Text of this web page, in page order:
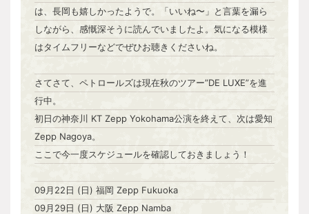
は、長岡も嬉しかったようで。「いいね〜」と言葉を漏ら
しながら、感慨深そうに読んでいましたよ。気になる模様
はタイムフリーなどでぜひお聴きくださいね。
さてさて、ペトロールズは現在秋のツアー”DE LUXE”を進
行中。
初日の神奈川 KT Zepp Yokohama公演を終えて、次は愛知
Zepp Nagoya。
ここで今一度スケジュールを確認しておきましょう！
09月22日 (日) 福岡 Zepp Fukuoka
09月29日 (日) 大阪 Zepp Namba